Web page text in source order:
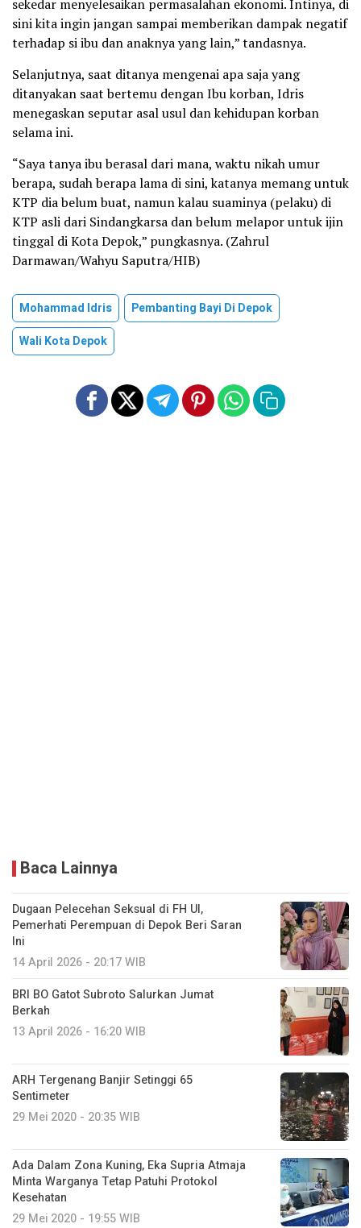
sekedar menyelesaikan permasalahan ekonomi. Intinya, di
sini kita ingin jangan sampai memberikan dampak negatif
terhadap si ibu dan anaknya yang lain,” tandasnya.
Selanjutnya, saat ditanya mengenai apa saja yang
ditanyakan saat bertemu dengan Ibu korban, Idris
menegaskan seputar asal usul dan kehidupan korban
selama ini.
“Saya tanya ibu berasal dari mana, waktu nikah umur
berapa, sudah berapa lama di sini, katanya memang untuk
KTP dia belum buat, namun kalau suaminya (pelaku) di
KTP asli dari Sindangkarsa dan belum melapor untuk ijin
tinggal di Kota Depok,” pungkasnya. (Zahrul
Darmawan/Wahyu Saputra/HIB)
Mohammad Idris
Pembanting Bayi Di Depok
Wali Kota Depok
Baca Lainnya
Dugaan Pelecehan Seksual di FH UI,
Pemerhati Perempuan di Depok Beri Saran
Ini
14 April 2026 - 20:17 WIB
BRI BO Gatot Subroto Salurkan Jumat
Berkah
13 April 2026 - 16:20 WIB
ARH Tergenang Banjir Setinggi 65
Sentimeter
29 Mei 2020 - 20:35 WIB
Ada Dalam Zona Kuning, Eka Supria Atmaja
Minta Warganya Tetap Patuhi Protokol
Kesehatan
29 Mei 2020 - 19:55 WIB